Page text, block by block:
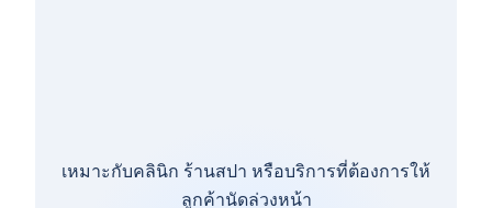
เหมาะกับคลินิก ร้านสปา หรือบริการที่ต้องการให้
ลูกค้านัดล่วงหน้า